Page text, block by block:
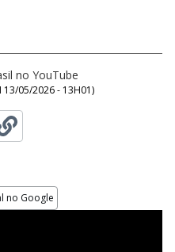
no YouTube
13/05/2026 - 13H01)
no Google